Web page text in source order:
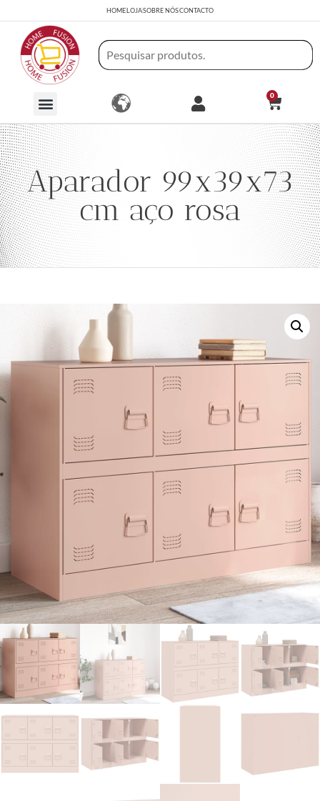
HOMELOJASOBRE NÓSCONTACTO
0
Aparador 99x39x73
cm aço rosa